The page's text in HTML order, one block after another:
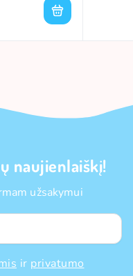
naujienlaiškį!
užsakymui
ir privatumo